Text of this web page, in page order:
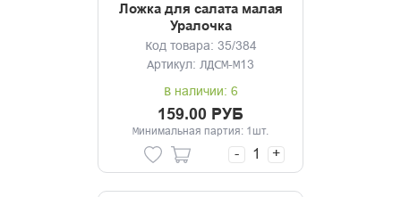
Ложка для салата малая
Уралочка
Код товара: 35/384
Артикул: ЛДСМ-М13
В наличии: 6
159.00 РУБ
Минимальная партия: 1шт.
- +